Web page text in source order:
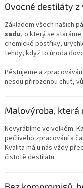
Ovocné destiláty z
Základem všech našich
sadu, o který se
chemické postřiky,
tehdy, když to úroda
Pěstujeme a
nesou přirozenou chuť,
Malovýroba, která
Nevyrábíme ve velkém.
pečlivého zpracování a
Kvalita má u nás vždy
čistotě destilátu.